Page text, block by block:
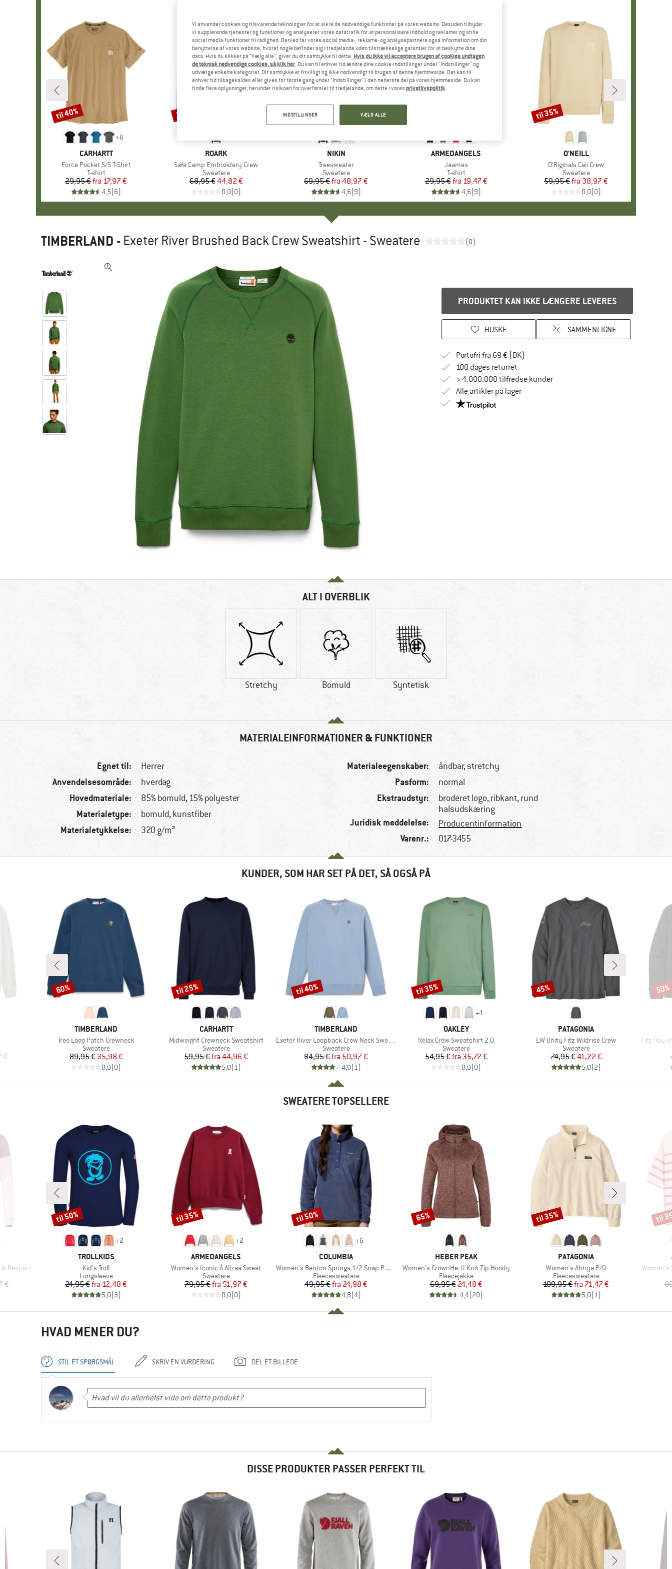
+6
MÆRKE
CARHARTT
Artikel
Force Pocket S/S T-Shirt
Produktgruppe
T-shirt
Pris
29,95 € Nedsat pris
fra 17,97 €
4,5(6)
Rabat
til 40%
MÆRKE
ROARK
Artikel
Safe Camp Embroidery Crew
Produktgruppe
Sweatere
Pris
68,95 €Nedsat pris
44,82 €
0,0(0)
Rabat
35%
MÆRKE
NIKIN
Artikel
Treesweater
Produktgruppe
Sweatere
Pris
69,95 € Nedsat pris
fra 48,97 €
4,6(9)
Rabat
til 30%
MÆRKE
ARMEDANGELS
Artikel
Jaames
Produktgruppe
T-shirt
Pris
29,95 € Nedsat pris
fra 19,47 €
4,6(9)
MÆRKE
O'NEILL
Artikel
O'Riginals Cali Crew
Produktgruppe
Sweatere
Pris
59,95 € Nedsat pris
fra 38,97 €
0,0(0)
Rabat
til 35%
TIMBERLAND - Exeter River Brushed Back Crew Sweatshirt - Sweatere (0)
PRODUKTET KAN IKKE LÆNGERE LEVERES
HUSKE SAMMENLIGNE
Portofri fra 69 € (DK)
100 dages returretGå til returretten her Åbnes i en infoboks
> 4.000.000 tilfredse kunder
Alle artikler på lager
Vi er Trustpilot-certificeret - oplysningerne får du
ALT I OVERBLIK
Stretchy Bomuld Syntetisk
MATERIALEINFORMATIONER & FUNKTIONER
Egnet til: Herrer
Anvendelsesområde: hverdag
Hovedmateriale: 85% bomuld, 15% polyester
Materialetype: bomuld, kunstfiber
Materialetykkelse: 320 g/m²
Materialeegenskaber: åndbar, stretchy
Pasform: normal
Ekstraudstyr:
broderet logo, ribkant, rund
halsudskæring
Juridisk meddelelse: Producentinformation
Varenr.: 017-3455
KUNDER, SOM HAR SET PÅ DET, SÅ OGSÅ PÅ
€
MÆRKE
TIMBERLAND
Artikel
Tree Logo Patch Crewneck
Produktgruppe
Sweatere
Pris
89,95 €Nedsat pris
35,98 €
0,0(0)
Rabat
60%
MÆRKE
CARHARTT
Artikel
Midweight Crewneck Sweatshirt
Produktgruppe
Sweatere
Pris
59,95 € Nedsat pris
fra 44,96 €
5,0(1)
Rabat
til 25%
MÆRKE
TIMBERLAND
Artikel
Exeter River Loopback Crew Neck Sweatshirt
Produktgruppe
Sweatere
Pris
84,95 € Nedsat pris
fra 50,97 €
4,0(1)
Rabat
til 40%
+1
MÆRKE
OAKLEY
Artikel
Relax Crew Sweatshirt 2.0
Produktgruppe
Sweatere
Pris
54,95 € Nedsat pris
fra 35,72 €
0,0(0)
Rabat
til 35%
MÆRKE
PATAGONIA
Artikel
LW Unity Fitz Wildrise Crew
Produktgruppe
Sweatere
Pris
74,95 €Nedsat pris
41,22 €
5,0(2)
Rabat
45%
Artikel
Fitz Roy
Rabat
50%
SWEATERE TOPSELLERE
Respect
€
+2
MÆRKE
TROLLKIDS
Artikel
Kid's Troll
Produktgruppe
Longsleeve
Pris
24,95 € Nedsat pris
fra 12,48 €
5,0(3)
Rabat
til 50%
+2
MÆRKE
ARMEDANGELS
Artikel
Women's Iconic Å Alizaa Sweat
Produktgruppe
Sweatere
Pris
79,95 € Nedsat pris
fra 51,97 €
0,0(0)
Rabat
til 35%
+6
MÆRKE
COLUMBIA
Artikel
Women's Benton Springs 1/2 Snap Pull Over II
Produktgruppe
Fleecesweatere
Pris
49,95 € Nedsat pris
fra 24,98 €
4,8(4)
Rabat
til 50%
MÆRKE
HEBER PEAK
Artikel
Women's CrownHe. II Knit Zip Hoody
Produktgruppe
Fleecejakke
Pris
69,95 €Nedsat pris
24,48 €
4,4(20)
Rabat
65%
MÆRKE
PATAGONIA
Artikel
Women's Ahnya P/O
Produktgruppe
Fleecesweatere
Pris
109,95 € Nedsat pris
fra 71,47 €
5,0(1)
Rabat
til 35%
Artikel
Women's
Rabat
til
HVAD MENER DU?
STIL ET SPØRGSMÅL SKRIV EN VURDERING DEL ET BILLEDE
DISSE PRODUKTER PASSER PERFEKT TIL
Vi anvender cookies og tilsvarende teknologier for at sikre de nødvendige funktioner på vores website. Desuden tilbyder
vi supplerende tjenester og funktioner og analyserer vores datatrafik for at personalisere indhold og reklamer og stille
social media-funktioner til rådighed. Derved får vores social media-, reklame- og analysepartnere også information om din
benyttelse af vores website, hvoraf nogle befinder sig i tredjelande uden tilstrækkelige garantier for at beskytte dine
data. Hvis du klikker på "Vælg alle", giver du dit samtykke til dette. Hvis du ikke vil acceptere brugen af cookies undtagen
de teknisk nødvendige cookies, så klik her. Du kan til enhver tid ændre dine cookie-indstillinger under "Indstillinger" og
udvælge enkelte kategorier. Dit samtykke er frivilligt og ikke nødvendigt til brugen af denne hjemmeside. Det kan til
enhver tid tilbagekaldes eller gives for første gang under "Indstillinger" i den nederste del på vores hjemmeside. Du kan
finde flere oplysninger, herunder risikoen for overførsler til tredjelande, om dette i vores privatlivspolitik.
INDSTILLINGER VÆLG ALLE